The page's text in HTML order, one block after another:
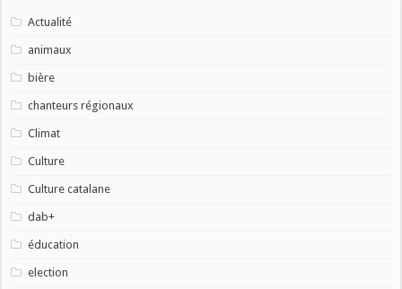
Actualité
animaux
bière
chanteurs régionaux
Climat
Culture
Culture catalane
dab+
éducation
election